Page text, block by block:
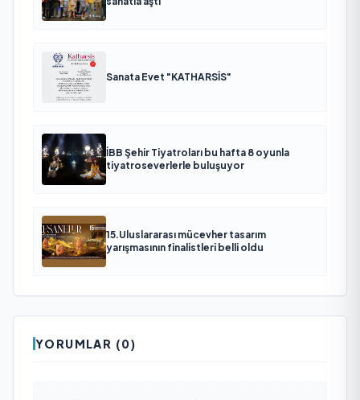
Sanata Evet "KATHARSİS"
İBB Şehir Tiyatroları bu hafta 8 oyunla
tiyatroseverlerle buluşuyor
15.Uluslararası mücevher tasarım
yarışmasının finalistleri belli oldu
YORUMLAR (0)